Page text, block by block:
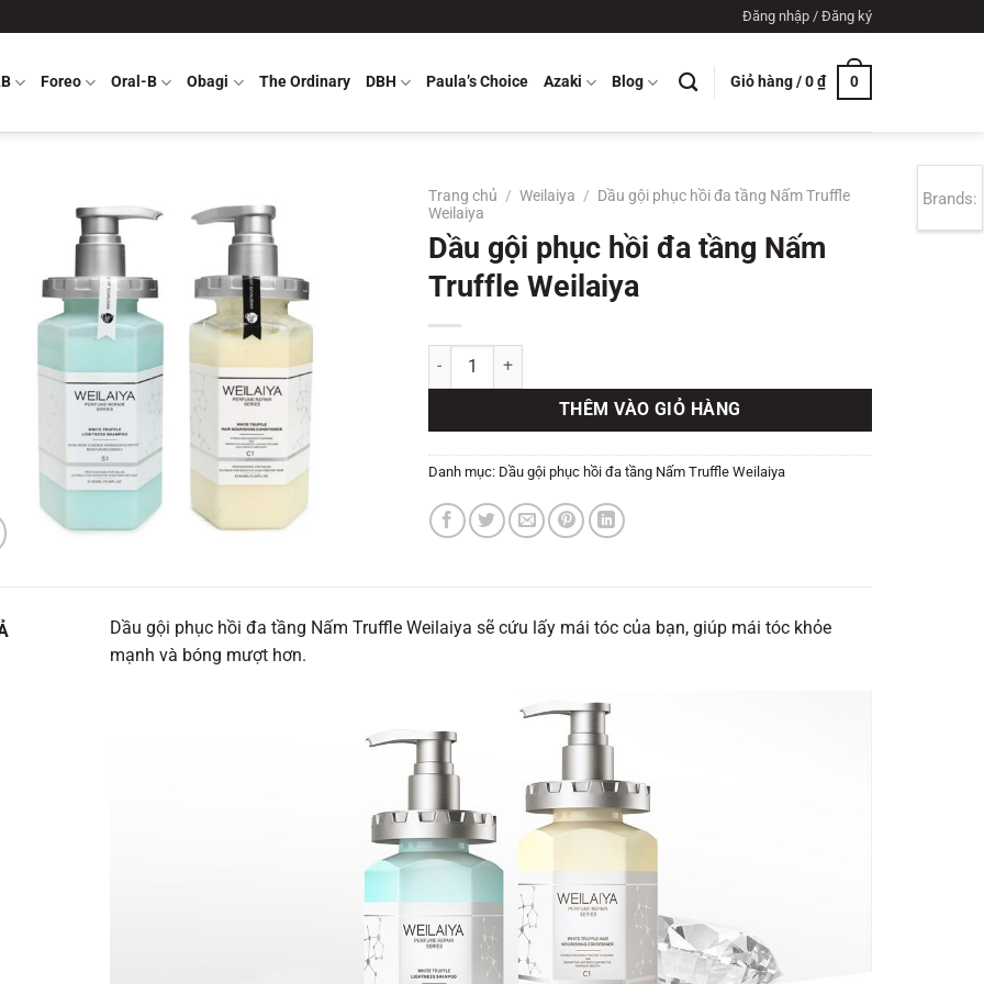
Đăng nhập / Đăng ký
Foreo Oral-B Obagi The Ordinary DBH Paula’s Choice Azaki Blog Giỏ hàng /0₫ 0
Trang chủ / Weilaiya / Dầu gội phục hồi đa tầng Nấm Truffle
Weilaiya
Dầu gội phục hồi đa tầng Nấm
Truffle Weilaiya
Dầu gội phục hồi đa tầng Nấm Truffle Weilaiya số lượng
THÊM VÀO GIỎ HÀNG
Danh mục: Dầu gội phục hồi đa tầng Nấm Truffle Weilaiya
Dầu gội phục hồi đa tầng Nấm Truffle Weilaiya sẽ cứu lấy mái tóc của bạn, giúp mái tóc khỏe
mạnh và bóng mượt hơn.
Brands: